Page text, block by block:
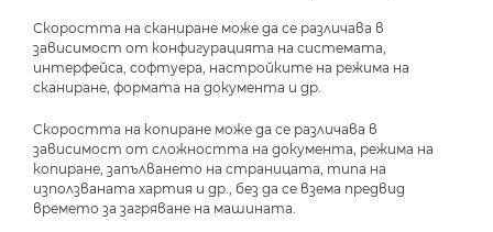
Скоростта на сканиране може да се различава в
зависимост от конфигурацията на системата,
интерфейса, софтуера, настройките на режима на
сканиране, формата на документа и др.
Скоростта на копиране може да се различава в
зависимост от сложността на документа, режима на
копиране, запълването на страницата, типа на
използваната хартия и др., без да се взема предвид
времето за загряване на машината.